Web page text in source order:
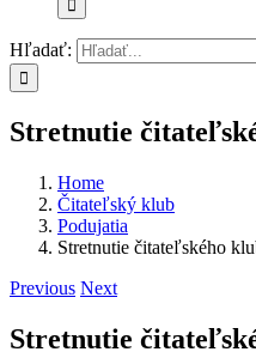
Hľadať:
Stretnutie
Home
Čitateľský klub
Podujatia
Stretnutie čitateľského
Previous Next
Stretnutie